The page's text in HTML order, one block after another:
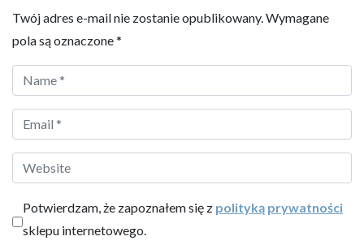
Twój adres e-mail nie zostanie opublikowany.Wymagane
pola są oznaczone*
Potwierdzam, że zapoznałem się z polityką prywatności
sklepu internetowego.